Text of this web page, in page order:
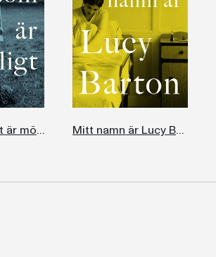
Vad som helst är möjligt Mitt namn är Lucy Barton